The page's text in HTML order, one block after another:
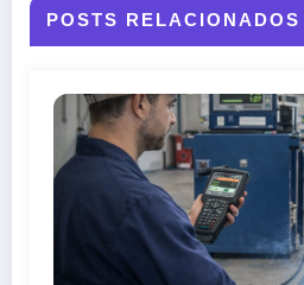
POSTS RELACIONADOS